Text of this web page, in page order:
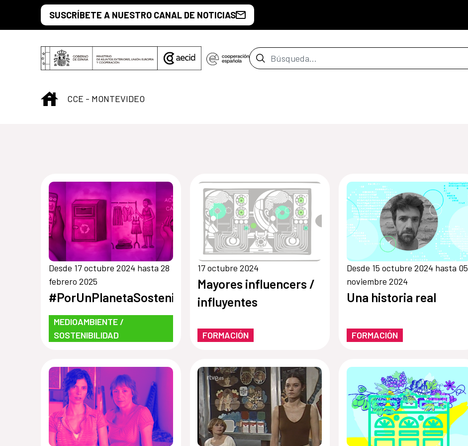
Saltar al contenido principal
SUSCRÍBETE A NUESTRO CANAL DE NOTICIAS
Barra de búsqueda
INICIO
CCE - MONTEVIDEO
Desde 17 octubre 2024 hasta 28
febrero 2025
#PorUnPlanetaSostenible
MEDIOAMBIENTE /
SOSTENIBILIDAD
17 octubre 2024
Mayores influencers /
influyentes
FORMACIÓN
Desde 15 octubre 2024 hasta 05
noviembre 2024
Una historia real
FORMACIÓN